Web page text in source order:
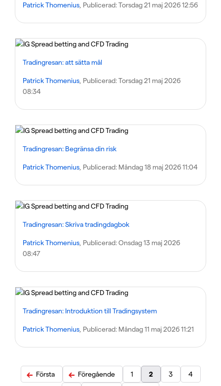
Patrick Thomenius , Publicerad:Torsdag 21 maj 2026 12:56
Tradingresan: att sätta mål
Patrick Thomenius , Publicerad:Torsdag 21 maj 2026
08:34
Tradingresan: Begränsa din risk
Patrick Thomenius , Publicerad: Måndag 18 maj 2026 11:04
Tradingresan: Skriva tradingdagbok
Patrick Thomenius , Publicerad:Onsdag 13 maj 2026
08:47
Tradingresan: Introduktion till Tradingsystem
Patrick Thomenius , Publicerad: Måndag 11 maj 2026 11:21
Första Föregående 1 2 3
4